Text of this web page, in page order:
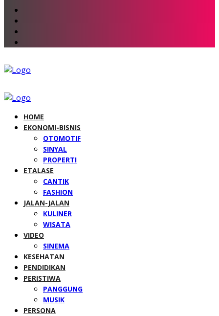
HOME
EKONOMI-BISNIS
OTOMOTIF
SINYAL
PROPERTI
ETALASE
CANTIK
FASHION
JALAN-JALAN
KULINER
WISATA
VIDEO
SINEMA
KESEHATAN
PENDIDIKAN
PERISTIWA
PANGGUNG
MUSIK
PERSONA